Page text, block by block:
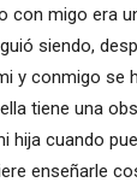
con migo era
siendo,
y conmigo se
tiene una
hija cuando
enseñarle